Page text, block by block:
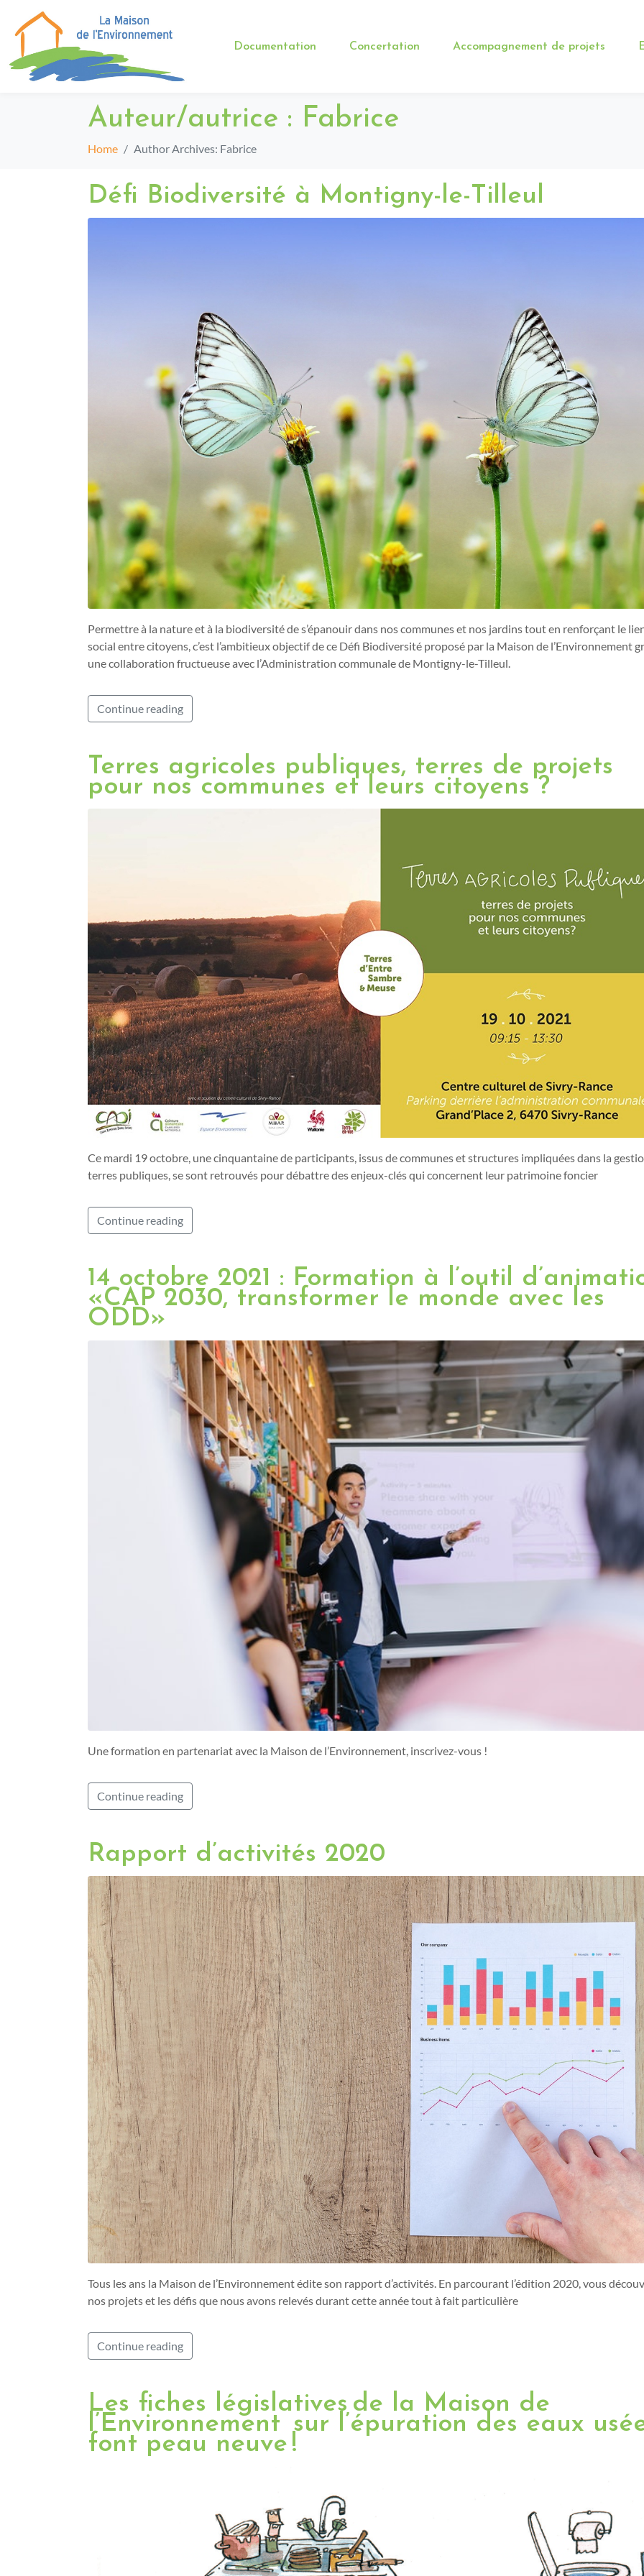
Documentation Concertation Accompagnement de projets
Auteur/autrice : Fabrice
Home Author Archives: Fabrice
Défi Biodiversité à Montigny-le-Tilleul
Permettre à la nature et à la biodiversité de s’épanouir dans nos communes et nos jardins tout en renforçant le
social entre citoyens, c’est l’ambitieux objectif de ce Défi Biodiversité proposé par la Maison de l’Environnement
une collaboration fructueuse avec l’Administration communale de Montigny-le-Tilleul.
Continue reading
Terres agricoles publiques, terres de projets
pour nos communes et leurs citoyens ?
Ce mardi 19 octobre, une cinquantaine de participants, issus de communes et structures impliquées dans la
terres publiques, se sont retrouvés pour débattre des enjeux-clés qui concernent leur patrimoine foncier
Continue reading
14 octobre 2021 : Formation à l’outil
«CAP 2030, transformer le monde avec les
ODD»
Une formation en partenariat avec la Maison de l’Environnement, inscrivez-vous !
Continue reading
Rapport d’activités 2020
Tous les ans la Maison de l’Environnement édite son rapport d’activités. En parcourant l’édition 2020, vous
nos projets et les défis que nous avons relevés durant cette année tout à fait particulière
Continue reading
Les fiches législatives ​de la Maison de
l’Environnement sur l’épuration des eaux
font peau neuve !